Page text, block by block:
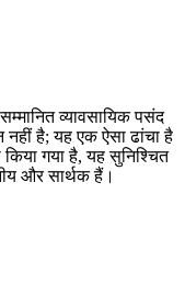
व्यावसायिक पसंद
है; यह एक ऐसा ढांचा है
किया गया है, यह सुनिश्चित
और सार्थक हैं।